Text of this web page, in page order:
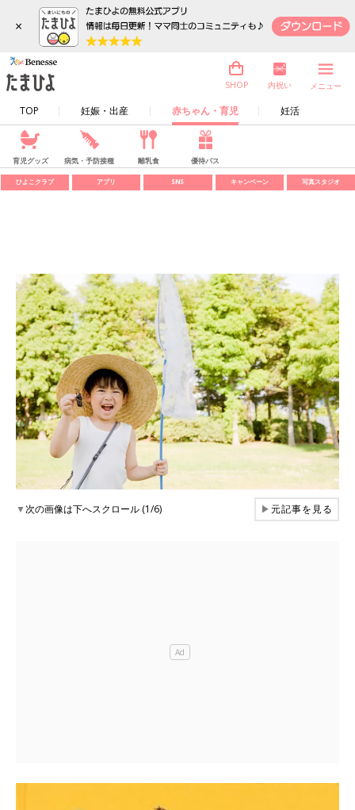
×
TOP 妊娠・出産 赤ちゃん・育児 妊活
SHOP 内祝い メニュー
育児グッズ 病気・予防接種 離乳食 優待パス
ひよこクラブ アプリ SNS キャンペーン 写真スタジオ
▼次の画像は下へスクロール (1/6) ▶元記事を見る